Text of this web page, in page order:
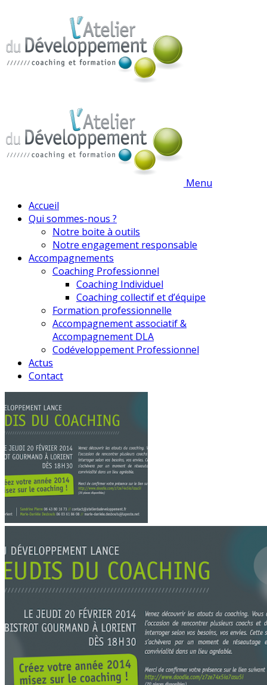
Menu
Accueil
Qui sommes-nous ?
Notre boite à outils
Notre engagement responsable
Accompagnements
Coaching Professionnel
Coaching Individuel
Coaching collectif et d’équipe
Formation professionnelle
Accompagnement associatif &
Accompagnement DLA
Codéveloppement Professionnel
Actus
Contact